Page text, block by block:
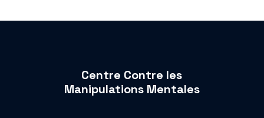
Centre Contre les
Manipulations Mentales